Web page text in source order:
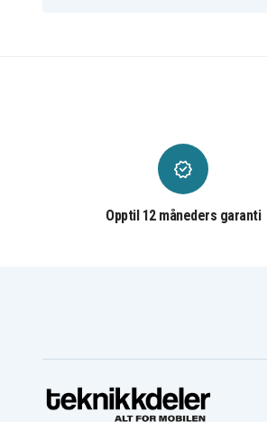
Opptil 12 måneders garanti